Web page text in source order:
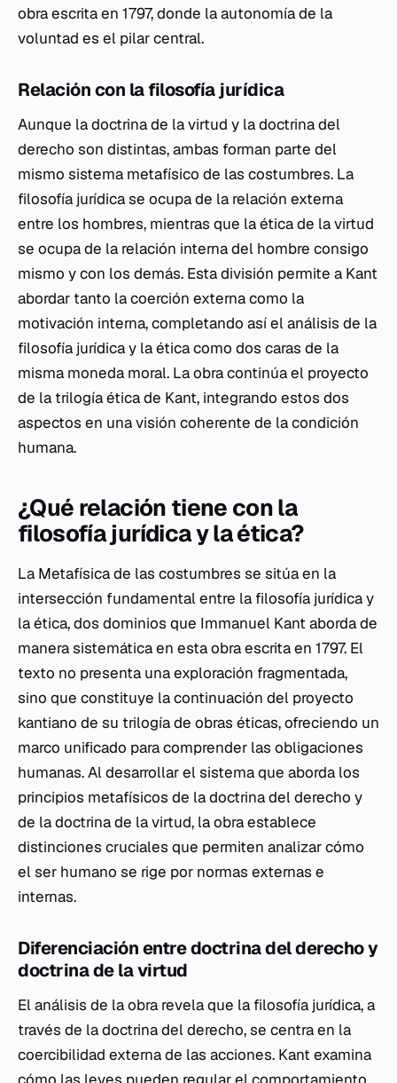
obra escrita en 1797, donde la autonomía de la
voluntad es el pilar central.
Relación con la filosofía jurídica
Aunque la doctrina de la virtud y la doctrina del
derecho son distintas, ambas forman parte del
mismo sistema metafísico de las costumbres. La
filosofía jurídica se ocupa de la relación externa
entre los hombres, mientras que la ética de la virtud
se ocupa de la relación interna del hombre consigo
mismo y con los demás. Esta división permite a Kant
abordar tanto la coerción externa como la
motivación interna, completando así el análisis de la
filosofía jurídica y la ética como dos caras de la
misma moneda moral. La obra continúa el proyecto
de la trilogía ética de Kant, integrando estos dos
aspectos en una visión coherente de la condición
humana.
¿Qué relación tiene con la
filosofía jurídica y la ética?
La Metafísica de las costumbres se sitúa en la
intersección fundamental entre la filosofía jurídica y
la ética, dos dominios que Immanuel Kant aborda de
manera sistemática en esta obra escrita en 1797. El
texto no presenta una exploración fragmentada,
sino que constituye la continuación del proyecto
kantiano de su trilogía de obras éticas, ofreciendo un
marco unificado para comprender las obligaciones
humanas. Al desarrollar el sistema que aborda los
principios metafísicos de la doctrina del derecho y
de la doctrina de la virtud, la obra establece
distinciones cruciales que permiten analizar cómo
el ser humano se rige por normas externas e
internas.
Diferenciación entre doctrina del derecho y
doctrina de la virtud
El análisis de la obra revela que la filosofía jurídica, a
través de la doctrina del derecho, se centra en la
coercibilidad externa de las acciones. Kant examina